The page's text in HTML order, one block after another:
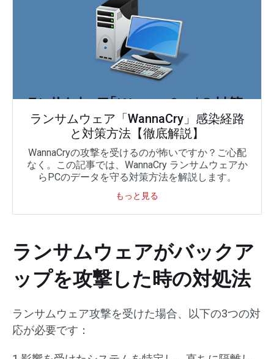
ランサムウェア「WannaCry」感染経路
と対策方法【徹底解説】
WannaCryの攻撃を受けるのが怖いですか？ご心配
なく。この記事では、WannaCry ランサムウェアか
らPCのデータを守る対策方法を解説します。
もっと見る
ランサムウェアがバックア
ップを攻撃した時の対処法
ランサムウェア攻撃を受けた場合、以下の3つの対
応が必要です：